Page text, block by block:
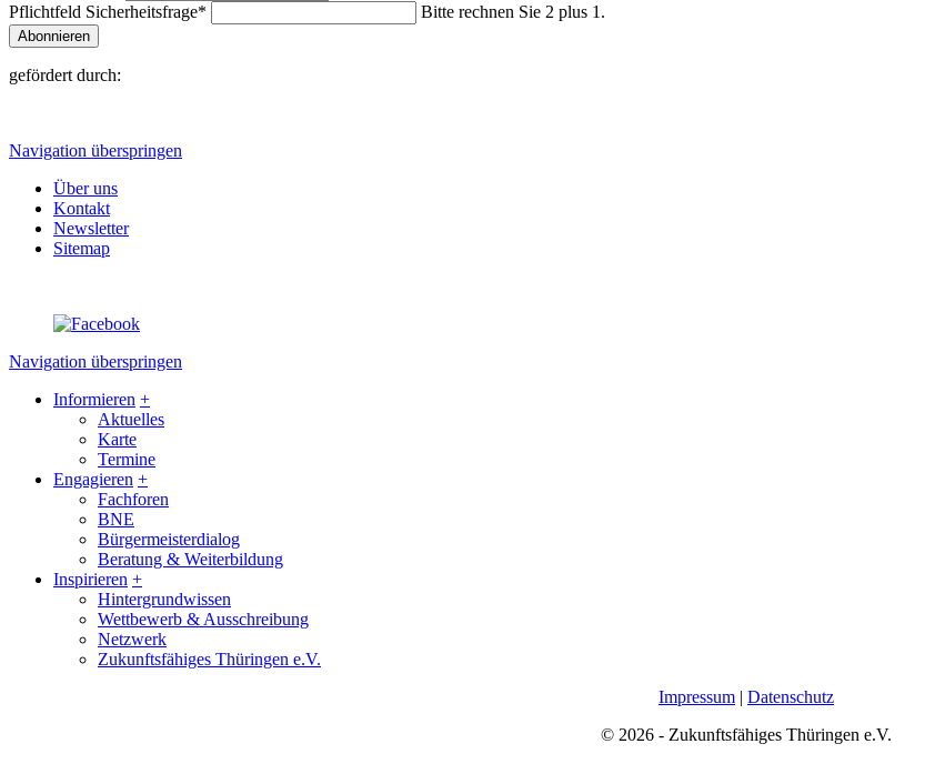
Pflichtfeld Sicherheitsfrage* Bitte rechnen Sie 2 plus 1.
Abonnieren
gefördert durch:
Navigation überspringen
Über uns
Kontakt
Newsletter
Sitemap
Navigation überspringen
Informieren +
Aktuelles
Karte
Termine
Engagieren +
Fachforen
BNE
Bürgermeisterdialog
Beratung & Weiterbildung
Inspirieren +
Hintergrundwissen
Wettbewerb & Ausschreibung
Netzwerk
Zukunftsfähiges Thüringen e.V.
Impressum | Datenschutz
© 2026 - Zukunftsfähiges Thüringen e.V.